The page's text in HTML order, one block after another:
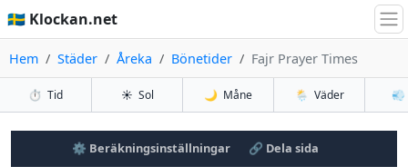
🇸🇪 Klockan.net
Hem Städer Åreka Bönetider Fajr Prayer Times
⏱️ Tid ☀️ Sol 🌙 Måne 🌦️ Väder 💨
⚙️ Beräkningsinställningar 🔗 Dela sida